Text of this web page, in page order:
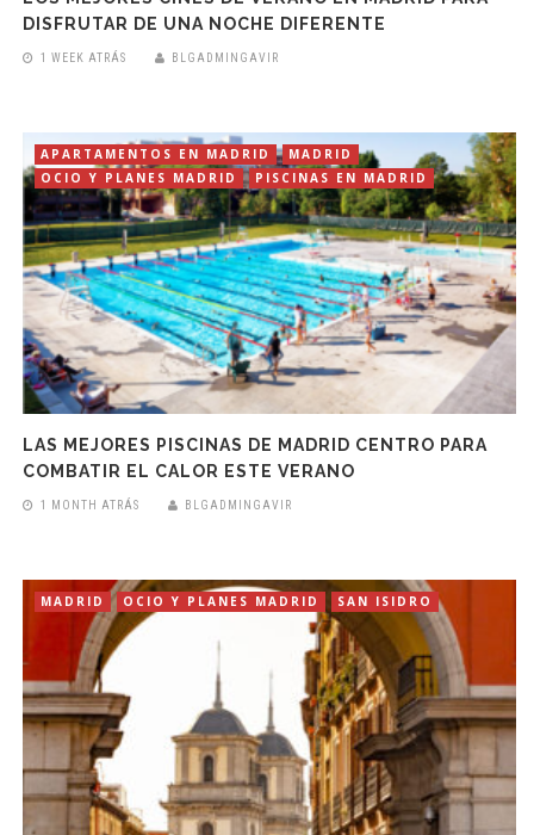
DISFRUTAR DE UNA NOCHE DIFERENTE
1 WEEK ATRÁS BLGADMINGAVIR
APARTAMENTOS EN MADRID
MADRID
OCIO Y PLANES MADRID
PISCINAS EN MADRID
LAS MEJORES PISCINAS DE MADRID CENTRO PARA
COMBATIR EL CALOR ESTE VERANO
1 MONTH ATRÁS BLGADMINGAVIR
MADRID OCIO Y PLANES MADRID SAN ISIDRO